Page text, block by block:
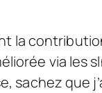
la
via les
sachez que